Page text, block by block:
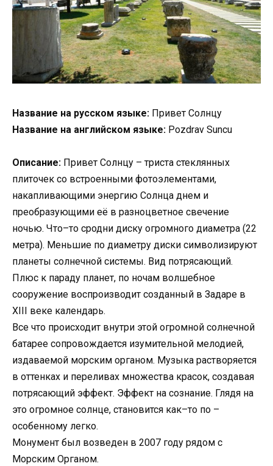
Название на русском языке: Привет Cолнцу
Название на английском языке: Pozdrav Suncu
Описание: Привет Cолнцу – триста стеклянных
плиточек со встроенными фотоэлементами,
накапливающими энергию Солнца днем и
преобразующими её в разноцветное свечение
ночью. Что–то сродни диску огромного диаметра (22
метра). Меньшие по диаметру диски символизируют
планеты солнечной системы. Вид потрясающий.
Плюс к параду планет, по ночам волшебное
сооружение воспроизводит созданный в Задаре в
XIII веке календарь.
Все что происходит внутри этой огромной солнечной
батарее сопровождается изумительной мелодией,
издаваемой морским органом. Музыка растворяется
в оттенках и переливах множества красок, создавая
потрясающий эффект. Эффект на сознание. Глядя на
это огромное солнце, становится как–то по –
особенному легко.
Монумент был возведен в 2007 году рядом с
Морским Органом.